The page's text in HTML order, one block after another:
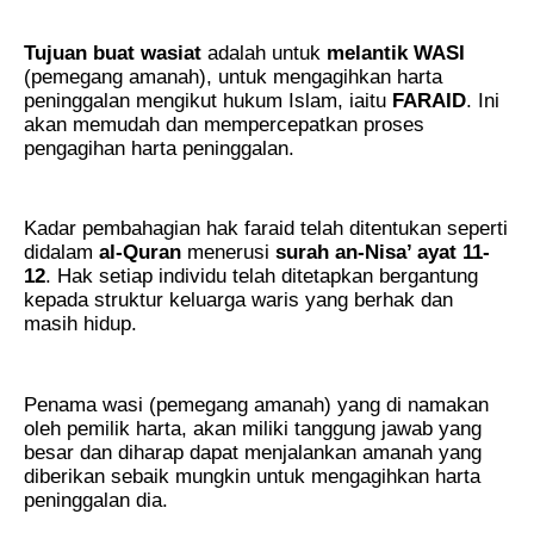
Tujuan buat wasiat adalah untuk melantik WASI
(pemegang amanah), untuk mengagihkan harta
peninggalan mengikut hukum Islam, iaitu FARAID. Ini
akan memudah dan mempercepatkan proses
pengagihan harta peninggalan.
Kadar pembahagian hak faraid telah ditentukan seperti
didalam al-Quran menerusi surah an-Nisa’ ayat 11-
12. Hak setiap individu telah ditetapkan bergantung
kepada struktur keluarga waris yang berhak dan
masih hidup.
Penama wasi (pemegang amanah) yang di namakan
oleh pemilik harta, akan miliki tanggung jawab yang
besar dan diharap dapat menjalankan amanah yang
diberikan sebaik mungkin untuk mengagihkan harta
peninggalan dia.